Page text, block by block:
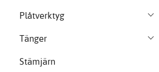
Plåtverktyg
Tänger
Stämjärn